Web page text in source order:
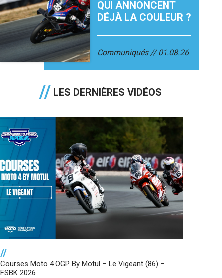
QUI ANNONCENT
DÉJÀ LA COULEUR ?
Communiqués 01.08.26
LES DERNIÈRES VIDÉOS
//
Courses Moto 4 OGP By Motul – Le Vigeant (86) –
FSBK 2026